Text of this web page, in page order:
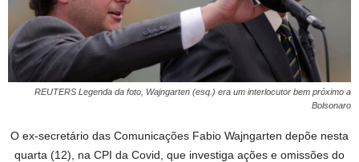
REUTERS Legenda da foto, Wajngarten (esq.) era um interlocutor bem próximo a
Bolsonaro
O ex-secretário das Comunicações Fabio Wajngarten depõe nesta
quarta (12), na CPI da Covid, que investiga ações e omissões do